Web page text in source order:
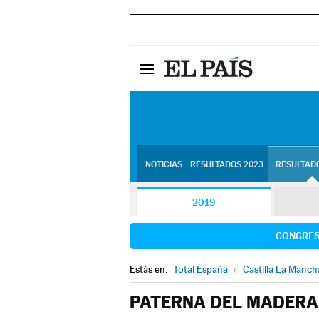
NOTICIAS RESULTADOS 2023
2019
Estás en: Total España » Castilla La
PATERNA DEL MADERA